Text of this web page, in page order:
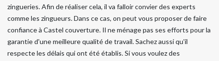
zingueries. Afin de réaliser cela, il va falloir convier des experts
comme les zingueurs. Dans ce cas, on peut vous proposer de faire
confiance à Castel couverture. Il ne ménage pas ses efforts pour la
garantie d'une meilleure qualité de travail. Sachez aussi qu'il
respecte les délais qui ont été établis. Si vous voulez des